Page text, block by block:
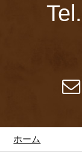
Tel.
ホーム